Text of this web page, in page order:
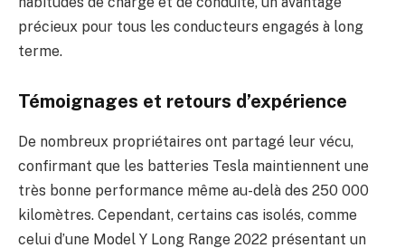
précieux pour tous les conducteurs engagés à long
terme.
Témoignages et retours d’expérience
De nombreux propriétaires ont partagé leur vécu,
confirmant que les batteries Tesla maintiennent une
très bonne performance même au-delà des 250 000
kilomètres. Cependant, certains cas isolés, comme
celui d’une Model Y Long Range 2022 présentant un